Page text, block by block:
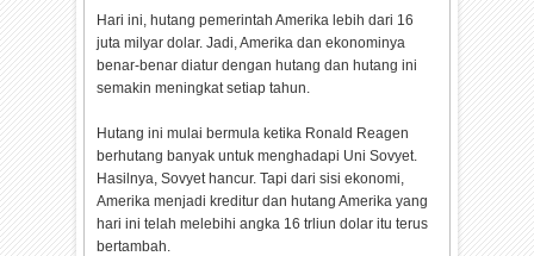
Hari ini, hutang pemerintah Amerika lebih dari 16
juta milyar dolar. Jadi, Amerika dan ekonominya
benar-benar diatur dengan hutang dan hutang ini
semakin meningkat setiap tahun.
Hutang ini mulai bermula ketika Ronald Reagen
berhutang banyak untuk menghadapi Uni Sovyet.
Hasilnya, Sovyet hancur. Tapi dari sisi ekonomi,
Amerika menjadi kreditur dan hutang Amerika yang
hari ini telah melebihi angka 16 trliun dolar itu terus
bertambah.